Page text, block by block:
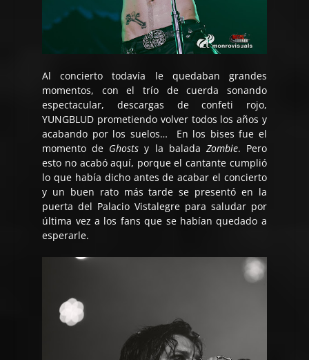
Al concierto todavía le quedaban grandes
momentos, con el trío de cuerda sonando
espectacular, descargas de confeti rojo,
YUNGBLUD prometiendo volver todos los años y
acabando por los suelos… En los bises fue el
momento de Ghosts y la balada Zombie. Pero
esto no acabó aquí, porque el cantante cumplió
lo que había dicho antes de acabar el concierto
y un buen rato más tarde se presentó en la
puerta del Palacio Vistalegre para saludar por
última vez a los fans que se habían quedado a
esperarle.